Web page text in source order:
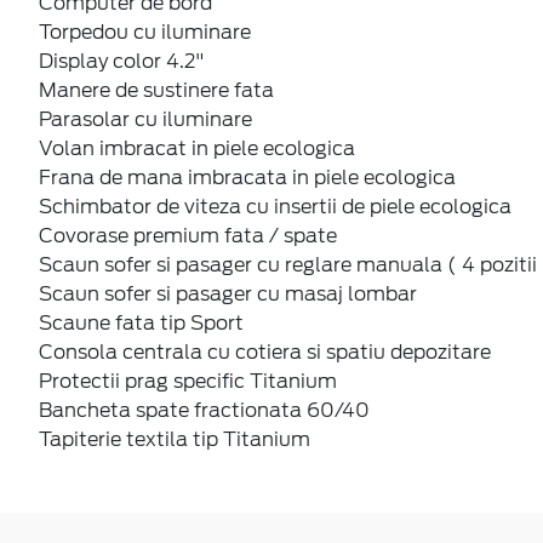
Torpedou cu iluminare
Display color 4.2"
Manere de sustinere fata
Parasolar cu iluminare
Volan imbracat in piele ecologica
Frana de mana imbracata in piele ecologica
Schimbator de viteza cu insertii de piele ecologica
Covorase premium fata / spate
Scaun sofer si pasager cu reglare manuala ( 4 pozitii
Scaun sofer si pasager cu masaj lombar
Scaune fata tip Sport
Consola centrala cu cotiera si spatiu depozitare
Protectii prag specific Titanium
Bancheta spate fractionata 60/40
Tapiterie textila tip Titanium